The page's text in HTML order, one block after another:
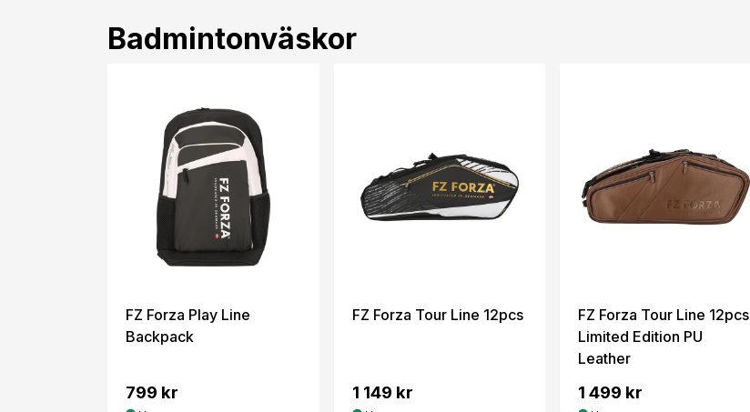
Badmintonväskor
FZ Forza Play Line
Backpack
799 kr
FZ Forza Tour Line 12pcs
1 149 kr
FZ Forza Tour Line 12pcs
Limited Edition PU
Leather
1 499 kr